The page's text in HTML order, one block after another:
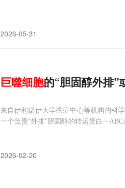
2026-05-31
巨噬细胞的“胆固醇外排”
来自伊利诺伊大学癌症中心等机构的科
一个负责“外排”胆固醇的转运蛋白
2026-02-20